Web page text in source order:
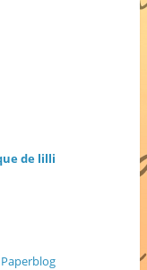
de lilli
Paperblog